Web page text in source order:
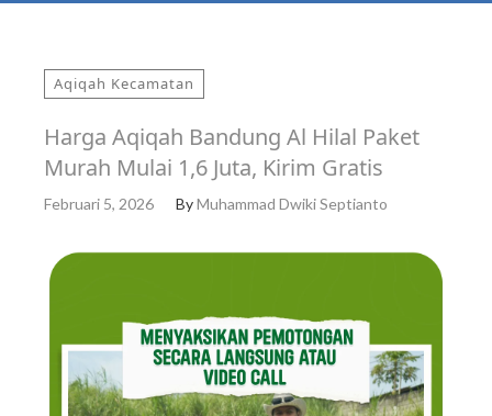
Aqiqah Kecamatan
Harga Aqiqah Bandung Al Hilal Paket
Murah Mulai 1,6 Juta, Kirim Gratis
Februari 5, 2026 ByMuhammad Dwiki Septianto